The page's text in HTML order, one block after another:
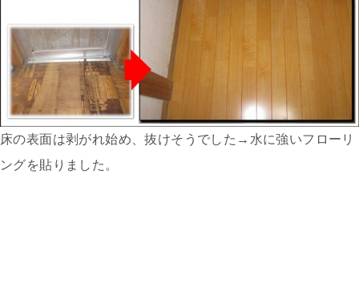
床の表面は剥がれ始め、抜けそうでした→水に強いフローリ
ングを貼りました。